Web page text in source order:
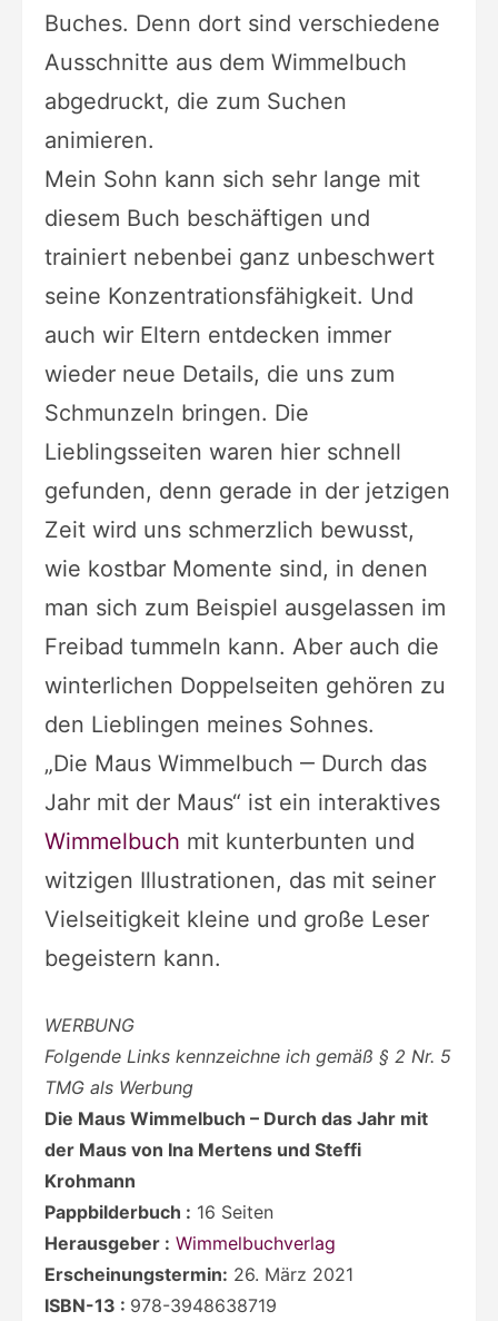
Buches. Denn dort sind verschiedene
Ausschnitte aus dem Wimmelbuch
abgedruckt, die zum Suchen
animieren.
Mein Sohn kann sich sehr lange mit
diesem Buch beschäftigen und
trainiert nebenbei ganz unbeschwert
seine Konzentrationsfähigkeit. Und
auch wir Eltern entdecken immer
wieder neue Details, die uns zum
Schmunzeln bringen. Die
Lieblingsseiten waren hier schnell
gefunden, denn gerade in der jetzigen
Zeit wird uns schmerzlich bewusst,
wie kostbar Momente sind, in denen
man sich zum Beispiel ausgelassen im
Freibad tummeln kann. Aber auch die
winterlichen Doppelseiten gehören zu
den Lieblingen meines Sohnes.
„Die Maus Wimmelbuch ‒ Durch das
Jahr mit der Maus“ ist ein interaktives
Wimmelbuch mit kunterbunten und
witzigen Illustrationen, das mit seiner
Vielseitigkeit kleine und große Leser
begeistern kann.
WERBUNG
Folgende Links kennzeichne ich gemäß § 2 Nr. 5
TMG als Werbung
Die Maus Wimmelbuch – Durch das Jahr mit
der Maus von Ina Mertens und Steffi
Krohmann
Pappbilderbuch : 16 Seiten
Herausgeber : Wimmelbuchverlag
Erscheinungstermin: 26. März 2021
ISBN-13 : 978-3948638719